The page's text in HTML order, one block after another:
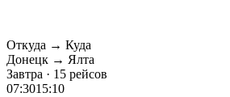
Откуда → Куда
Донецк → Ялта
Завтра · 15 рейсов
07:3015:10